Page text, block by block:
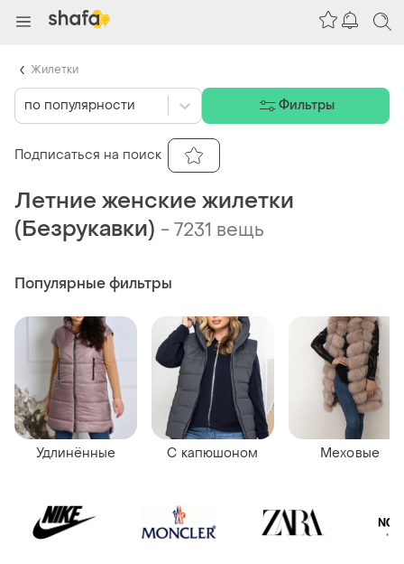
Летние женские жилетки
(Безрукавки) -7231 вещь
Популярные фильтры
Удлинённые С капюшоном Меховые
по популярности Фильтры
Подписаться на поиск
Жилетки